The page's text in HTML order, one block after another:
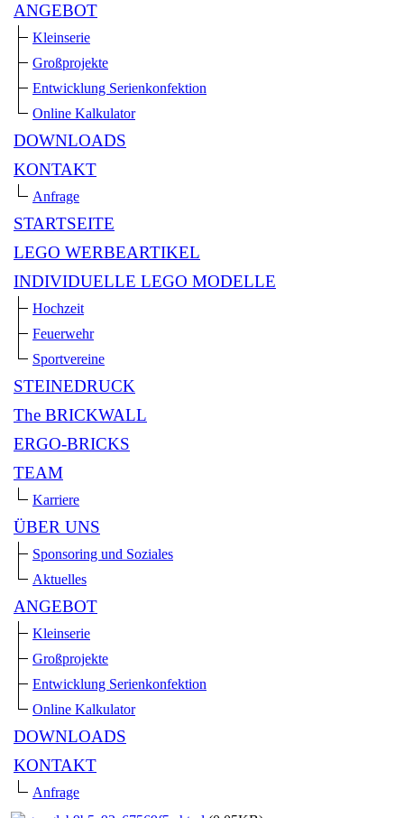
ANGEBOT
Kleinserie
Großprojekte
Entwicklung Serienkonfektion
Online Kalkulator
DOWNLOADS
KONTAKT
Anfrage
STARTSEITE
LEGO WERBEARTIKEL
INDIVIDUELLE LEGO MODELLE
Hochzeit
Feuerwehr
Sportvereine
STEINEDRUCK
The BRICKWALL
ERGO-BRICKS
TEAM
Karriere
ÜBER UNS
Sponsoring und Soziales
Aktuelles
ANGEBOT
Kleinserie
Großprojekte
Entwicklung Serienkonfektion
Online Kalkulator
DOWNLOADS
KONTAKT
Anfrage